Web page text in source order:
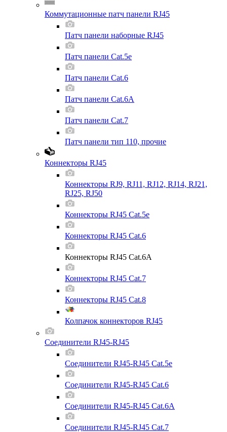
Коммутационные патч панели RJ45
Патч панели наборные RJ45
Патч панели Cat.5e
Патч панели Cat.6
Патч панели Cat.6A
Патч панели Cat.7
Патч панели тип 110, прочие
Коннекторы RJ45
Коннекторы RJ9, RJ11, RJ12, RJ14, RJ21,
RJ25, RJ50
Коннекторы RJ45 Cat.5e
Коннекторы RJ45 Cat.6
Коннекторы RJ45 Cat.6A
Коннекторы RJ45 Cat.7
Коннекторы RJ45 Cat.8
Колпачок коннекторов RJ45
Соединители RJ45-RJ45
Соединители RJ45-RJ45 Cat.5e
Соединители RJ45-RJ45 Cat.6
Соединители RJ45-RJ45 Cat.6A
Соединители RJ45-RJ45 Cat.7